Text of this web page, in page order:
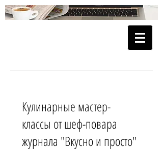
Кулинарные мастер-
классы от шеф-повара
журнала "Вкусно и просто"